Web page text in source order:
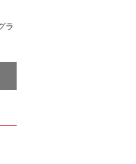
ラ